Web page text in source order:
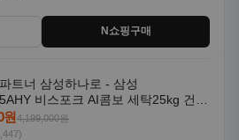
N쇼핑구매
트너 삼성하나로 - 삼성
비스포크 AI콤보 세탁25kg 건조
열림 1등급
원4,199,000원